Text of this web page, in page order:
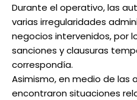
Durante el operativo, las
varias irregularidades
negocios intervenidos, por
sanciones y clausuras
correspondía.
Asimismo, en medio de las
encontraron situaciones